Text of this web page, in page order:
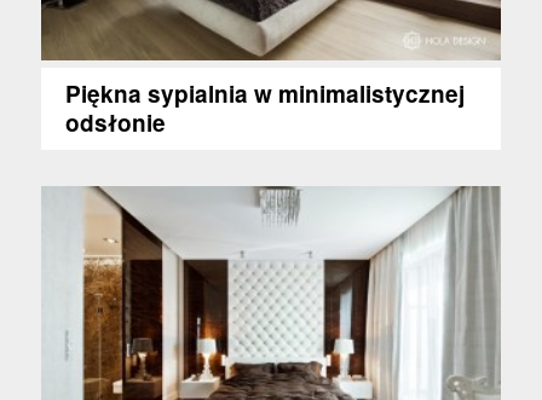
Piękna sypialnia w minimalistycznej
odsłonie